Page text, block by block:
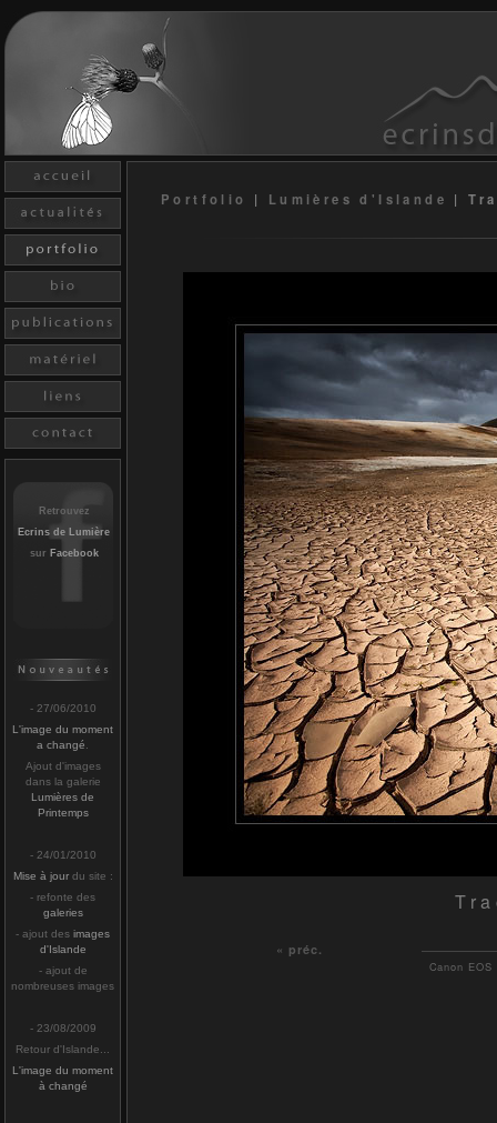
Retrouvez
Ecrins de Lumière
sur Facebook
- 27/06/2010
L'image du moment
a changé
Ajout d'images
dans la galerie
Lumières de
Printemps
- 24/01/2010
Mise à jourdu site :
- refonte des
galeries
- ajout des images
d'Islande
- ajout de
nombreuses images
- 23/08/2009
Retour d'Islande...
L'image du moment
à changé
Portfolio | Lumières d'Islande |
Canon
« préc.